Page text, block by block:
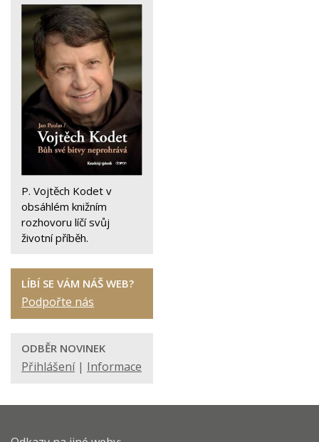
P. Vojtěch Kodet v
obsáhlém knižním
rozhovoru líčí svůj
životní příběh.
LÍBÍ SE VÁM NÁŠ WEB?
Podpořte nás
ODBĚR NOVINEK
Přihlášení| Informace